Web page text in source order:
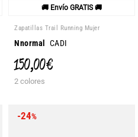
🚚 Envío GRATIS 🚚
Zapatillas Trail Running Mujer
Nnormal CADI
150,00 €
2 colores
-24%